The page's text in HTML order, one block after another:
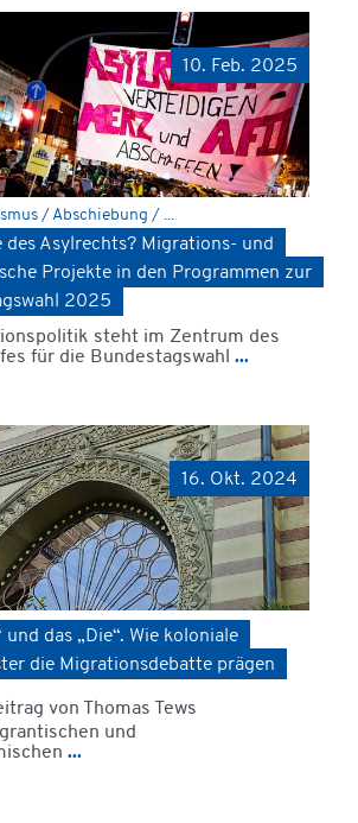
10. Feb. 2025
/ Abschiebung / ...
des Asylrechts? Migrations- und
Projekte in den Programmen zur
2025
steht im Zentrum des
für die Bundestagswahl ...
16. Okt. 2024
und das „Die“. Wie koloniale
die Migrationsdebatte prägen
von Thomas Tews
und
...